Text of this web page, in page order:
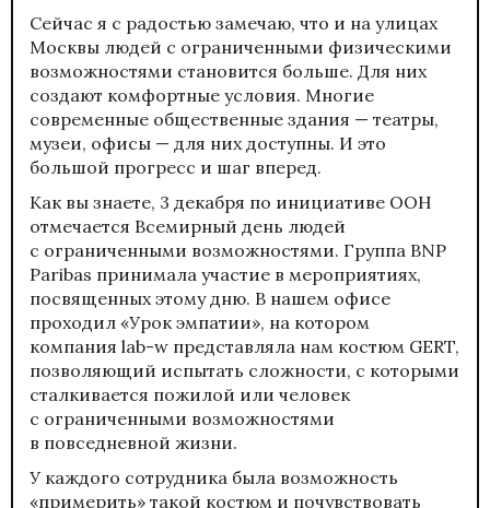
Сейчас я с радостью замечаю, что и на улицах
Москвы людей с ограниченными физическими
возможностями становится больше. Для них
создают комфортные условия. Многие
современные общественные здания — театры,
музеи, офисы — для них доступны. И это
большой прогресс и шаг вперед.
Как вы знаете, 3 декабря по инициативе ООН
отмечается Всемирный день людей
с ограниченными возможностями. Группа BNP
Paribas принимала участие в мероприятиях,
посвященных этому дню. В нашем офисе
проходил «Урок эмпатии», на котором
компания lab-w представляла нам костюм GERT,
позволяющий испытать сложности, с которыми
сталкивается пожилой или человек
с ограниченными возможностями
в повседневной жизни.
У каждого сотрудника была возможность
«примерить» такой костюм и почувствовать